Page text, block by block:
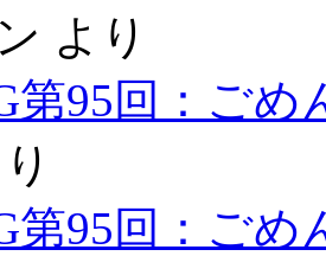
より
第95回：ご
第95回：ご